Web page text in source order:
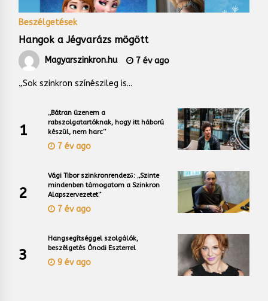
Beszélgetések
Hangok a Jégvarázs mögött
Magyarszinkron.hu 7 év ago
„Sok szinkron színészileg is...
1
„Bátran üzenem a
rabszolgatartóknak, hogy itt háború
készül, nem harc”
7 év ago
2
Vági Tibor szinkronrendező: „Szinte
mindenben támogatom a Szinkron
Alapszervezetet”
7 év ago
3
Hangsegítséggel szolgálók,
beszélgetés Ónodi Eszterrel
9 év ago